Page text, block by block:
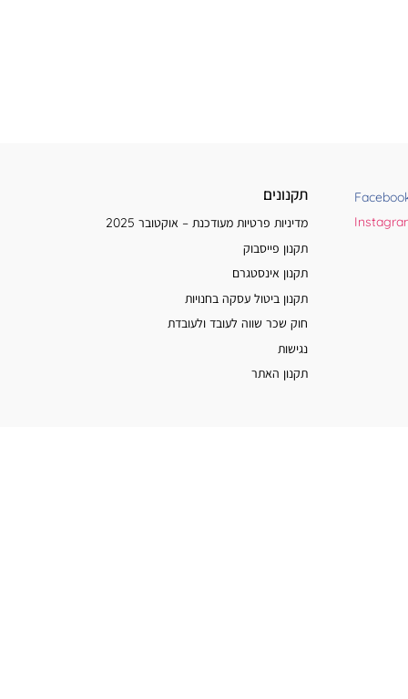
תקנונים
מדיניות פרטיות מעודכנת – אוקטובר 2025
תקנון פייסבוק
תקנון אינסטגרם
תקנון ביטול עסקה בחנויות
חוק שכר שווה לעובד ולעובדת
נגישות
תקנון האתר